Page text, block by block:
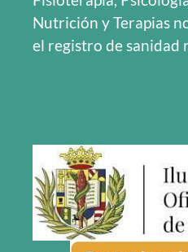
Nutrición y Terapias
el registro de sanidad